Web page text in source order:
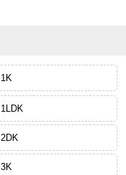
1K
1LDK
2DK
3K